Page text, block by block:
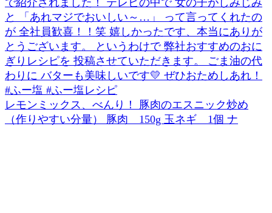
レモンミックス、べんり！ 豚肉のエスニック炒め
（作りやすい分量） 豚肉 150g 玉ネギ 1個 ナ